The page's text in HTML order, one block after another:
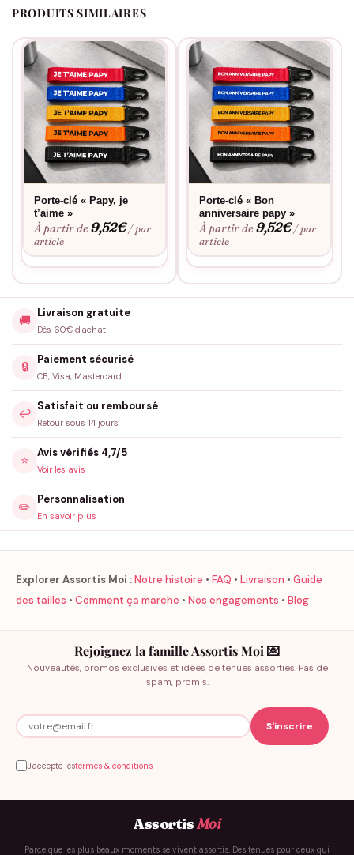
PRODUITS SIMILAIRES
Porte-clé « Papy, je
t’aime »
À partir de9,52€ / par
article
Porte-clé « Bon
anniversaire papy »
À partir de9,52€ / par
article
🚚
Livraison gratuite
Dès 60€ d'achat
🔒
Paiement sécurisé
CB, Visa, Mastercard
↩️
Satisfait ou remboursé
Retour sous 14 jours
⭐
Avis vérifiés 4,7/5
Voir les avis
✏️
Personnalisation
En savoir plus
Explorer Assortis Moi :Notre histoire • FAQ • Livraison • Guide
des tailles • Comment ça marche • Nos engagements • Blog
Rejoignez la famille Assortis Moi 💌
Nouveautés, promos exclusives et idées de tenues assorties. Pas de
spam, promis.
J'accepte lestermes & conditions
AssortisMoi
Parce que les plus beaux moments se vivent assortis. Des tenues pour ceux qui